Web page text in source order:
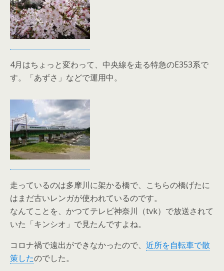
4月はちょっと変わって、中央線を走る特急のE353系で
す。「あずさ」などで運用中。
走っているのは多摩川に架かる橋で、こちらの橋げたに
はまだ古いレンガが使われているのです。
なんてことを、かつてテレビ神奈川（tvk）で放送されて
いた「キンシオ」で見たんですよね。
コロナ禍で遠出ができなかったので、 近所を自転車で散
策したのでした。